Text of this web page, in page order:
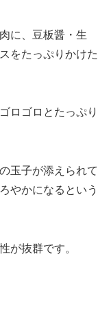
に、豆板醤・生
をたっぷりかけた
ロゴロとたっぷり
玉子が添えられて
やかになるという
が抜群です。